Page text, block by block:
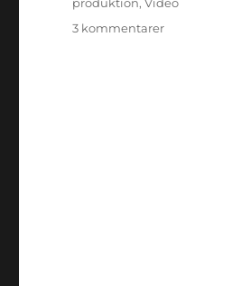
3 kommentarertill